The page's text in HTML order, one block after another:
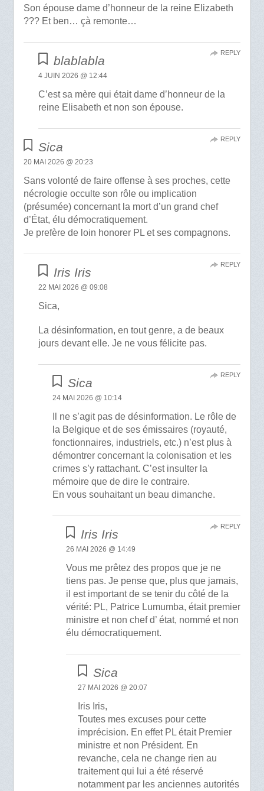
Son épouse dame d’honneur de la reine Elizabeth
??? Et ben… çà remonte…
blablabla
4 JUIN 2026 @ 12:44
C’est sa mère qui était dame d’honneur de la
reine Elisabeth et non son épouse.
REPLY
Sica
20 MAI 2026 @ 20:23
Sans volonté de faire offense à ses proches, cette
nécrologie occulte son rôle ou implication
(présumée) concernant la mort d’un grand chef
d’État, élu démocratiquement.
Je prefère de loin honorer PL et ses compagnons.
REPLY
Iris Iris
22 MAI 2026 @ 09:08
Sica,
La désinformation, en tout genre, a de beaux
jours devant elle. Je ne vous félicite pas.
REPLY
Sica
24 MAI 2026 @ 10:14
Il ne s’agit pas de désinformation. Le rôle de
la Belgique et de ses émissaires (royauté,
fonctionnaires, industriels, etc.) n’est plus à
démontrer concernant la colonisation et les
crimes s’y rattachant. C’est insulter la
mémoire que de dire le contraire.
En vous souhaitant un beau dimanche.
REPLY
Iris Iris
26 MAI 2026 @ 14:49
Vous me prêtez des propos que je ne
tiens pas. Je pense que, plus que jamais,
il est important de se tenir du côté de la
vérité: PL, Patrice Lumumba, était premier
ministre et non chef d’ état, nommé et non
élu démocratiquement.
REPLY
Sica
27 MAI 2026 @ 20:07
Iris Iris,
Toutes mes excuses pour cette
imprécision. En effet PL était Premier
ministre et non Président. En
revanche, cela ne change rien au
traitement qui lui a été réservé
notamment par les anciennes autorités